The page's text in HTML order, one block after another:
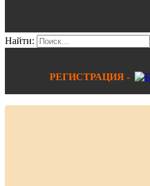
Найти:
РЕГИСТРАЦИЯ -